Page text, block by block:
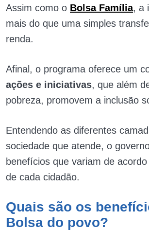
Assim como o Bolsa Família, a
mais do que uma simples
renda.
Afinal, o programa oferece um
ações e iniciativas, que além
pobreza, promovem a inclusão
Entendendo as diferentes
sociedade que atende, o
benefícios que variam de
de cada cidadão.
Quais são os
Bolsa do povo?